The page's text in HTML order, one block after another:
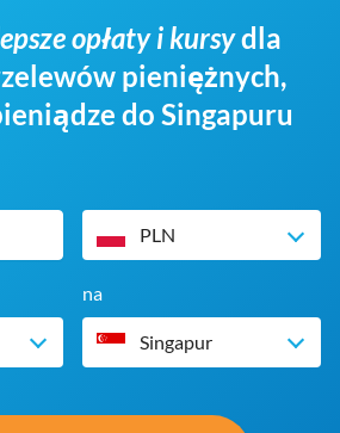
opłaty i kursydla
pieniężnych,
do Singapuru
PLN
na
Singapur